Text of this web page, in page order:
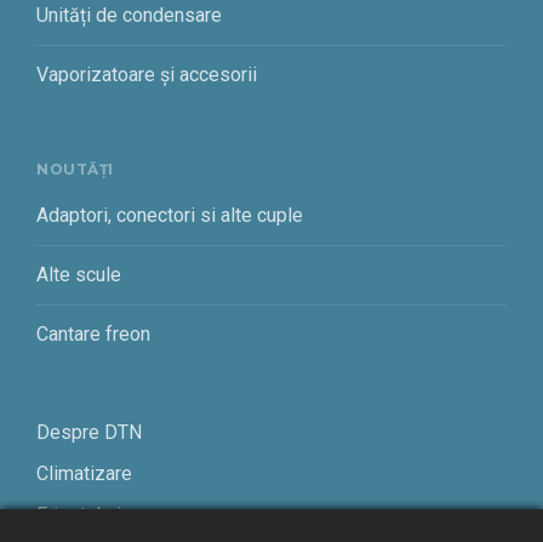
Unități de condensare
Vaporizatoare și accesorii
NOUTĂȚI
Adaptori, conectori si alte cuple
Alte scule
Cantare freon
Despre DTN
Climatizare
Frigotehnie